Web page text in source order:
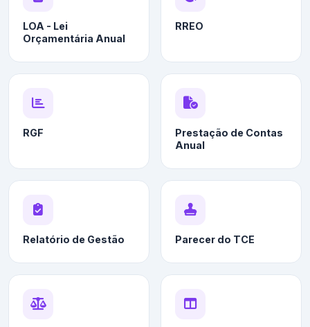
LOA - Lei
Orçamentária Anual
RREO
RGF
Prestação de Contas
Anual
Relatório de Gestão Parecer do TCE